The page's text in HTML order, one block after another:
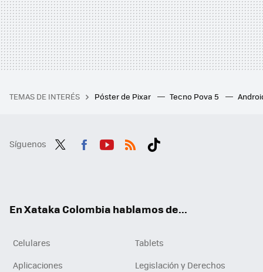
TEMAS DE INTERÉS Póster de Pixar Tecno Pova 5
Síguenos
En Xataka Colombia hablamos de...
Celulares
Tablets
Aplicaciones
Legislación y Derechos